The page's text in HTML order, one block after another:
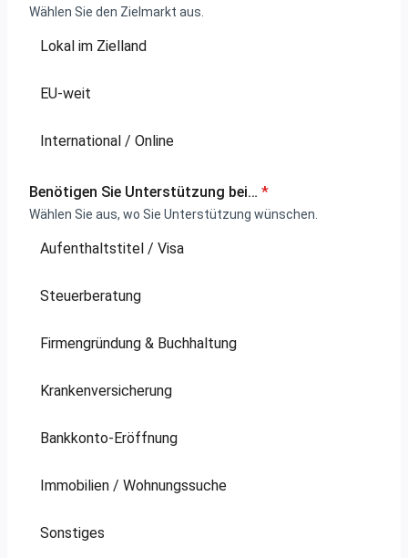
Wählen Sie den Zielmarkt aus.
Lokal im Zielland
EU-weit
International / Online
Benötigen Sie Unterstützung bei… *
Wählen Sie aus, wo Sie Unterstützung wünschen.
Aufenthaltstitel / Visa
Steuerberatung
Firmengründung & Buchhaltung
Krankenversicherung
Bankkonto-Eröffnung
Immobilien / Wohnungssuche
Sonstiges